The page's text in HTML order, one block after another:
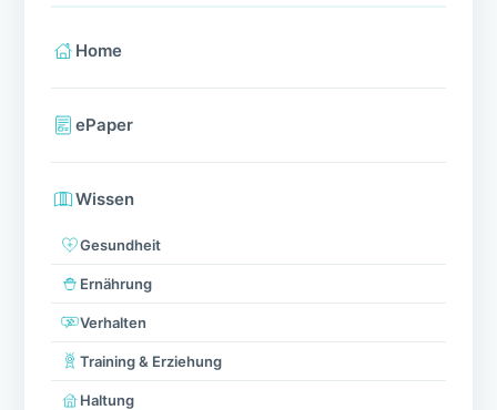
Home
ePaper
Wissen
Gesundheit
Ernährung
Verhalten
Training & Erziehung
Haltung